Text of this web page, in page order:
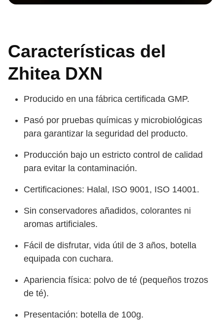
Características del
Zhitea DXN
Producido en una fábrica certificada GMP.
Pasó por pruebas químicas y microbiológicas
para garantizar la seguridad del producto.
Producción bajo un estricto control de calidad
para evitar la contaminación.
Certificaciones: Halal, ISO 9001, ISO 14001.
Sin conservadores añadidos, colorantes ni
aromas artificiales.
Fácil de disfrutar, vida útil de 3 años, botella
equipada con cuchara.
Apariencia física: polvo de té (pequeños trozos
de té).
Presentación: botella de 100g.